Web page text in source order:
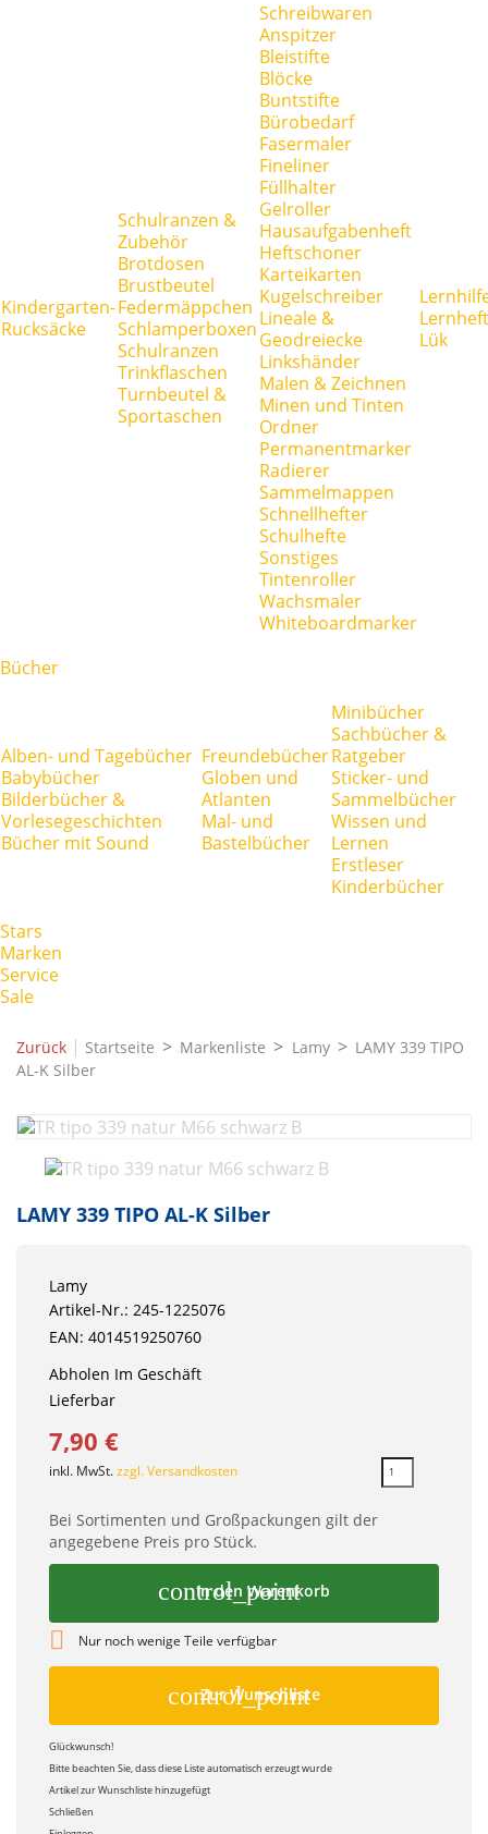
Kindergarten-
Rucksäcke
Schulranzen &
Zubehör
Brotdosen
Brustbeutel
Federmäppchen
Schlamperboxen
Schulranzen
Trinkflaschen
Turnbeutel &
Sportaschen
Schreibwaren
Anspitzer
Bleistifte
Blöcke
Buntstifte
Bürobedarf
Fasermaler
Fineliner
Füllhalter
Gelroller
Hausaufgabenheft
Heftschoner
Karteikarten
Kugelschreiber
Lineale &
Geodreiecke
Linkshänder
Malen & Zeichnen
Minen und Tinten
Ordner
Permanentmarker
Radierer
Sammelmappen
Schnellhefter
Schulhefte
Sonstiges
Tintenroller
Wachsmaler
Whiteboardmarker
Lük
Bücher
Alben- und Tagebücher
Babybücher
Bilderbücher &
Vorlesegeschichten
Bücher mit Sound
Freundebücher
Globen und
Atlanten
Mal- und
Bastelbücher
Minibücher
Sachbücher &
Ratgeber
Sticker- und
Sammelbücher
Wissen und
Lernen
Erstleser
Kinderbücher
Stars
Marken
Service
Sale
Zurück | Startseite Markenliste Lamy
LAMY 339 TIPO
AL-K Silber
LAMY 339 TIPO AL-K Silber
Lamy
Artikel-Nr.: 245-1225076
EAN: 4014519250760
Abholen Im Geschäft
Lieferbar
7,90 €
inkl. MwSt.zzgl. Versandkosten
Bei Sortimenten und Großpackungen gilt der
angegebene Preis pro Stück.
control_point
In den Warenkorb
 Nur noch wenige Teile verfügbar
control_point
Zur Wunschliste
Glückwunsch!
Bitte beachten Sie, dass diese Liste automatisch erzeugt wurde
Artikel zur Wunschliste hinzugefügt
Schließen